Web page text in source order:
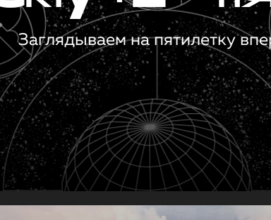
Заглядываем на пятилетку